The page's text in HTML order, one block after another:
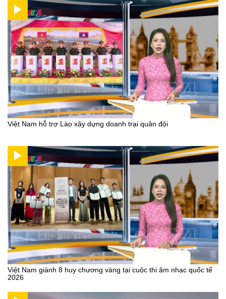
Việt Nam hỗ trợ Lào xây dựng doanh trại quân đội
Việt Nam giành 8 huy chương vàng tại cuộc thi âm nhạc quốc tế
2026